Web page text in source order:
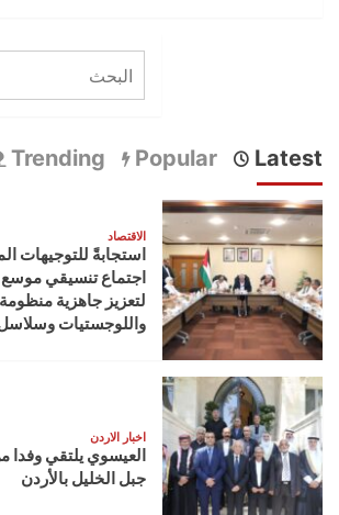
البحث
Latest
Popular
Trending
الاقتصاد
استجابةً للتوجيهات
اجتماع تنسيقي
لتعزيز جاهزية
واللوجستيات وسلاسل
اخبار الاردن
العيسوي يلتقي
جبل الخليل بالأردن